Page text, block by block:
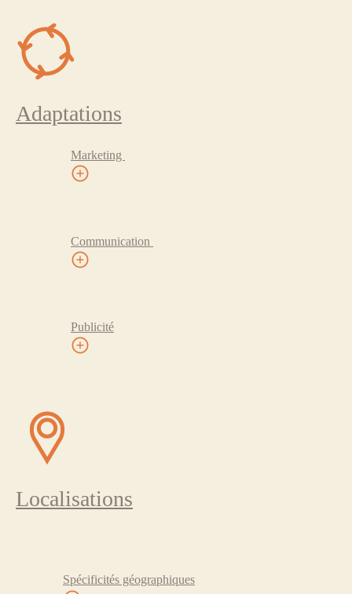
Adaptations
Marketing
Communication
Publicité
Localisations
Spécificités géographiques